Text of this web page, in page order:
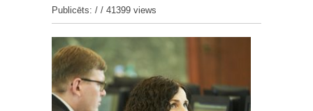
Publicēts: / / 41399 views